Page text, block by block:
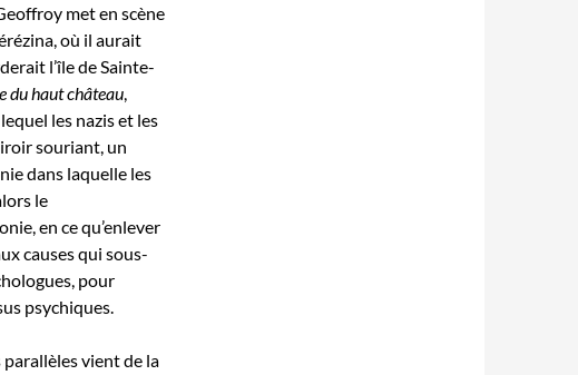
met en scène
où il aurait
l’île de Sainte-
du haut château,
les nazis et les
souriant, un
dans laquelle les
le
en ce qu’enlever
causes qui sous-
pour
psychiques.
parallèles vient de la